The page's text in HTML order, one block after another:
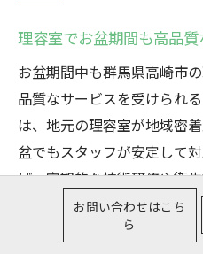
理容室でお盆期間も高品
お盆期間中も群馬県高崎市
品質なサービスを受けられ
は、地元の理容室が地域密
盆でもスタッフが安定して
ば、定期的な技術研修や衛
クオリティを落とさずにサ
れにより、忙しい時期でも
お問い合わせはこち
ら